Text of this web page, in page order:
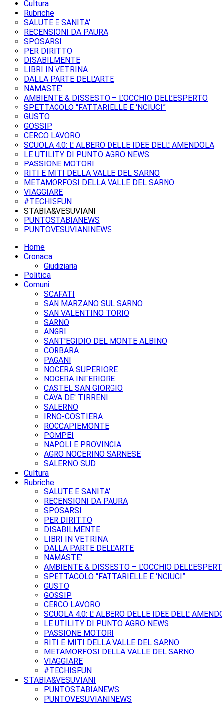
Cultura
Rubriche
SALUTE E SANITA'
RECENSIONI DA PAURA
SPOSARSI
PER DIRITTO
DISABILMENTE
LIBRI IN VETRINA
DALLA PARTE DELL'ARTE
NAMASTE'
AMBIENTE & DISSESTO – L’OCCHIO DELL’ESPERTO
SPETTACOLO “FATTARIELLE E ‘NCIUCI”
GUSTO
GOSSIP
CERCO LAVORO
SCUOLA 4.0: L' ALBERO DELLE IDEE DELL' AMENDOLA
LE UTILITY DI PUNTO AGRO NEWS
PASSIONE MOTORI
RITI E MITI DELLA VALLE DEL SARNO
METAMORFOSI DELLA VALLE DEL SARNO
VIAGGIARE
#TECHISFUN
STABIA&VESUVIANI
PUNTOSTABIANEWS
PUNTOVESUVIANINEWS
Home
Cronaca
Giudiziaria
Politica
Comuni
SCAFATI
SAN MARZANO SUL SARNO
SAN VALENTINO TORIO
SARNO
ANGRI
SANT'EGIDIO DEL MONTE ALBINO
CORBARA
PAGANI
NOCERA SUPERIORE
NOCERA INFERIORE
CASTEL SAN GIORGIO
CAVA DE' TIRRENI
SALERNO
IRNO-COSTIERA
ROCCAPIEMONTE
POMPEI
NAPOLI E PROVINCIA
AGRO NOCERINO SARNESE
SALERNO SUD
Cultura
Rubriche
SALUTE E SANITA'
RECENSIONI DA PAURA
SPOSARSI
PER DIRITTO
DISABILMENTE
LIBRI IN VETRINA
DALLA PARTE DELL'ARTE
NAMASTE'
AMBIENTE & DISSESTO – L’OCCHIO
SPETTACOLO “FATTARIELLE E ‘NCIUCI”
GUSTO
GOSSIP
CERCO LAVORO
SCUOLA 4.0: L' ALBERO DELLE IDEE DELL'
LE UTILITY DI PUNTO AGRO NEWS
PASSIONE MOTORI
RITI E MITI DELLA VALLE DEL SARNO
METAMORFOSI DELLA VALLE DEL SARNO
VIAGGIARE
#TECHISFUN
STABIA&VESUVIANI
PUNTOSTABIANEWS
PUNTOVESUVIANINEWS